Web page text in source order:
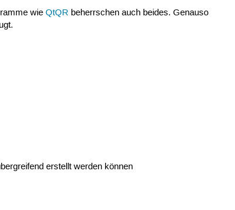
wieQtQR beherrschen auch beides. Genauso
erstellt werden können